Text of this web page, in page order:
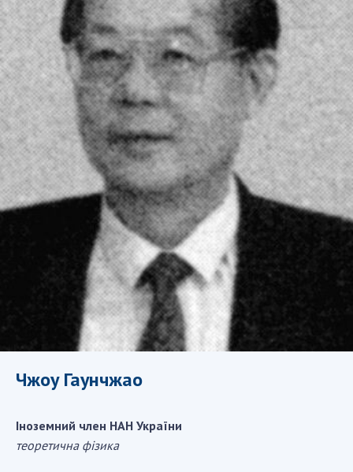
СТРУКТУРА
Президія НАН України
Апарат Президії
Секція фізико-технічних і математичних
наук
Секція хімічних і біологічних наук
Секція суспільних і гуманітарних наук
Установи при Президії
Ради, комітети та комісії
Наукові центри МОН та НАН України
Громадські організації
ДІЯЛЬНІСТЬ
Сесії Загальних зборів НАН України
Річні звіти НАН України
Чжоу Гаунчжао
Іноземний член НАН України
теоретична фізика